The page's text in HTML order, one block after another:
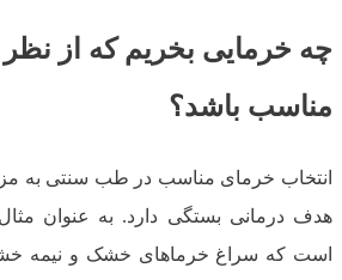
چه خرمایی بخریم که از
مناسب باشد؟
انتخاب خرمای مناسب در طب سنتی به
هدف درمانی بستگی دارد. به عنوان
است که سراغ خرماهای خشک و نیمه